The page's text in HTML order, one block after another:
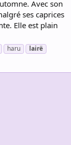
Avec son
ses caprices
Elle est plain
haru
lairë